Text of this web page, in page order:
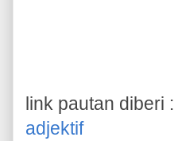
link pautan diberi :
adjektif